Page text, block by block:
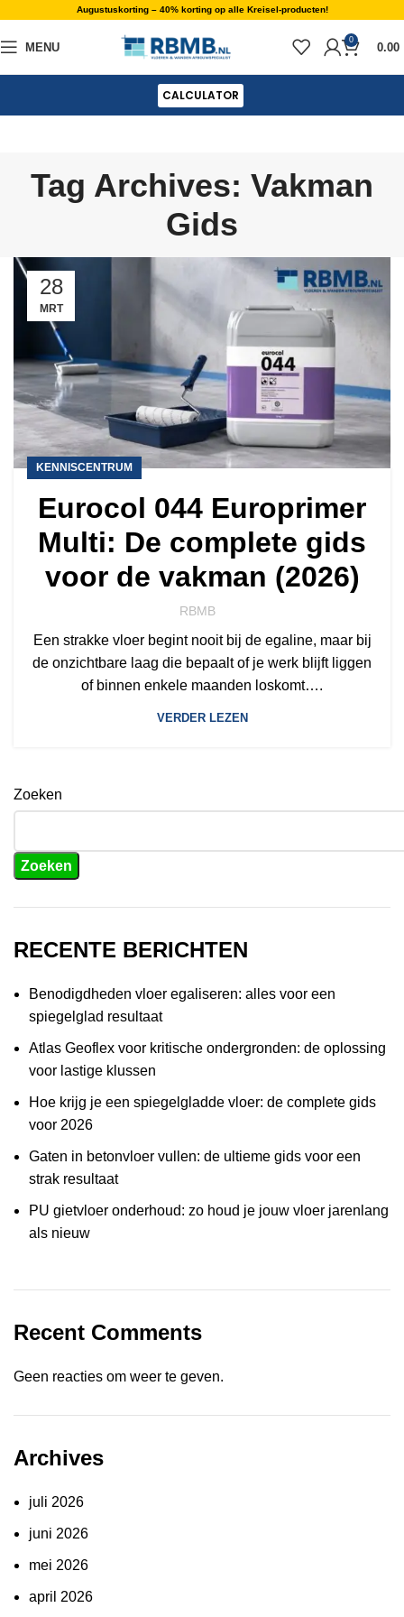
Augustuskorting – 40% korting op alle Kreisel-producten!
MENU
0
0.00
CALCULATOR
Tag Archives: Vakman
Gids
28
MRT
KENNISCENTRUM
Eurocol 044 Europrimer
Multi: De complete gids
voor de vakman (2026)
RBMB
Een strakke vloer begint nooit bij de egaline, maar bij
de onzichtbare laag die bepaalt of je werk blijft liggen
of binnen enkele maanden loskomt….
VERDER LEZEN
Zoeken
Zoeken
RECENTE BERICHTEN
Benodigdheden vloer egaliseren: alles voor een
spiegelglad resultaat
Atlas Geoflex voor kritische ondergronden: de oplossing
voor lastige klussen
Hoe krijg je een spiegelgladde vloer: de complete gids
voor 2026
Gaten in betonvloer vullen: de ultieme gids voor een
strak resultaat
PU gietvloer onderhoud: zo houd je jouw vloer jarenlang
als nieuw
Recent Comments
Geen reacties om weer te geven.
Archives
juli 2026
juni 2026
mei 2026
april 2026